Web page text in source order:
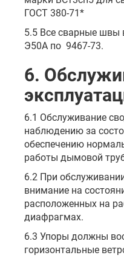
ГОСТ 380-71*
5.5 Все сварные швы
Э50А по 9467-73.
6.
6.1 Обслуживание
наблюдению за
обеспечению
работы дымовой
6.2 При
внимание на
расположенных на
диафрагмах.
6.3 Упоры должны
горизонтальные